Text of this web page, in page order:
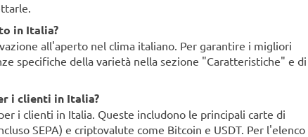
in Italia?
all'aperto nel clima italiano. Per garantire i migliori
specifiche della varietà nella sezione "Caratteristiche" e di
i clienti in Italia?
i clienti in Italia. Queste includono le principali carte di
SEPA) e criptovalute come Bitcoin e USDT. Per l'elenco